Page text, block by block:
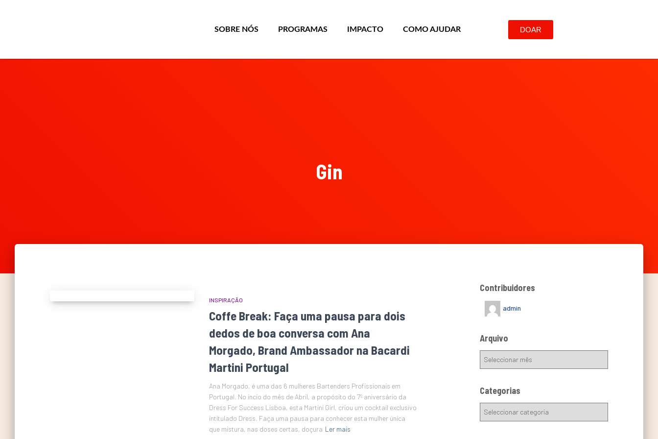
SOBRE NÓS PROGRAMAS IMPACTO COMO AJUDAR DOAR
Gin
INSPIRAÇÃO
Coffe Break: Faça uma pausa para dois
dedos de boa conversa com Ana
Morgado, Brand Ambassador na Bacardi
Martini Portugal
Ana Morgado, é uma das 6 mulheres Bartenders Profissionais em
Portugal. No incio do mês de Abril, a propósito do 7º aniversário da
Dress For Success Lisboa, esta Martini Girl, criou um cocktail exclusivo
intitulado Dress. Faça uma pausa para conhecer esta mulher única
que mistura, nas doses certas, doçura Ler mais
Contribuidores
admin
Arquivo
Categorias